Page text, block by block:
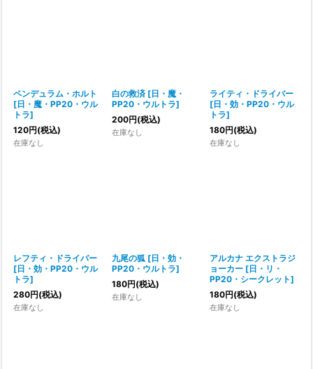
ペンデュラム・ホルト
[日・魔・PP20・ウル
トラ]
120円(税込)
在庫なし
白の救済 [日・魔・
PP20・ウルトラ]
200円(税込)
在庫なし
ライティ・ドライバー
[日・効・PP20・ウル
トラ]
180円(税込)
在庫なし
レフティ・ドライバー
[日・効・PP20・ウル
トラ]
280円(税込)
在庫なし
九尾の狐 [日・効・
PP20・ウルトラ]
180円(税込)
在庫なし
アルカナ エクストラジ
ョーカー [日・リ・
PP20・シークレット]
180円(税込)
在庫なし